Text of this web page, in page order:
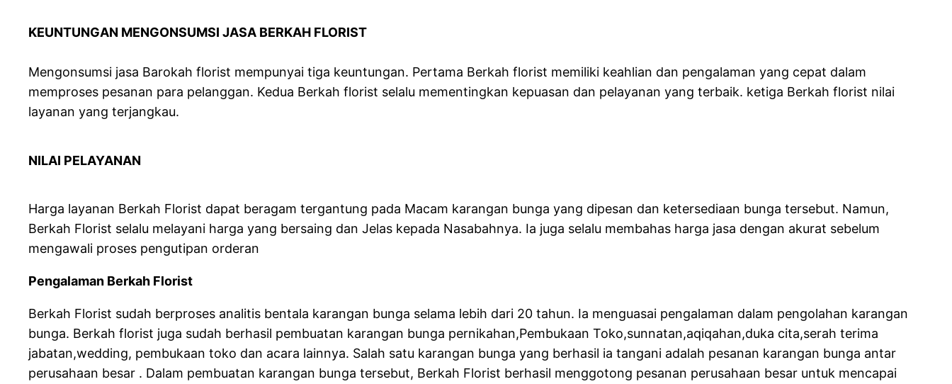
KEUNTUNGAN MENGONSUMSI JASA BERKAH FLORIST
Mengonsumsi jasa Barokah florist mempunyai tiga keuntungan. Pertama Berkah florist memiliki keahlian dan pengalaman yang cepat dalam
memproses pesanan para pelanggan. Kedua Berkah florist selalu mementingkan kepuasan dan pelayanan yang terbaik. ketiga Berkah florist nilai
layanan yang terjangkau.
NILAI PELAYANAN
Harga layanan Berkah Florist dapat beragam tergantung pada Macam karangan bunga yang dipesan dan ketersediaan bunga tersebut. Namun,
Berkah Florist selalu melayani harga yang bersaing dan Jelas kepada Nasabahnya. Ia juga selalu membahas harga jasa dengan akurat sebelum
mengawali proses pengutipan orderan
Pengalaman Berkah Florist
Berkah Florist sudah berproses analitis bentala karangan bunga selama lebih dari 20 tahun. Ia menguasai pengalaman dalam pengolahan karangan
bunga. Berkah florist juga sudah berhasil pembuatan karangan bunga pernikahan,Pembukaan Toko,sunnatan,aqiqahan,duka cita,serah terima
jabatan,wedding, pembukaan toko dan acara lainnya. Salah satu karangan bunga yang berhasil ia tangani adalah pesanan karangan bunga antar
perusahaan besar . Dalam pembuatan karangan bunga tersebut, Berkah Florist berhasil menggotong pesanan perusahaan besar untuk mencapai